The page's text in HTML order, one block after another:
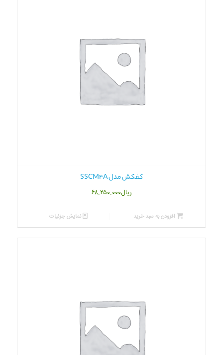
کفکش مدل SSCM4A
ریال۶۸.۲۵۰.۰۰۰
افزودن به سبد خرید نمایش جزئیات